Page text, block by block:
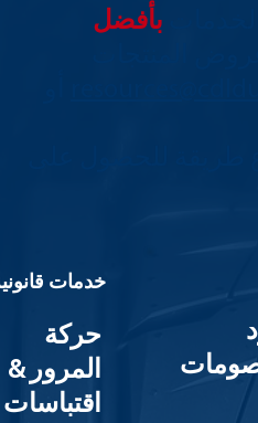
بأفضل
حركة
المرور &
اقتباسات
خدمات